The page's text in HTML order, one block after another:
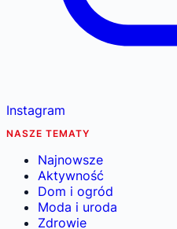
Instagram
NASZE TEMATY
Najnowsze
Aktywność
Dom i ogród
Moda i uroda
Zdrowie